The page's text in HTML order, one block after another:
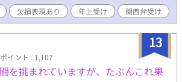
いじめっ子、耽美な生徒会長にその露払い
家とその兄達、おかっぱ頭の着物男子、胡
寂しがりな近所の小学生にその色っぽい父
くれ留年男子……選り取りみどりの男子達
り返す裏の顔が！？ ──以下注意事項──
ージアプリのやり取りなど、（）は主人公
主人公に聞き取り理解出来なかった外国語
欠損表現あり 年上受け 関西弁受け
13
イント : 1,107
を挑まれていますが、たぶんこれ果